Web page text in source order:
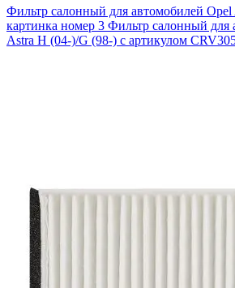
Фильтр салонный для автомобилей
картинка номер 3 Фильтр салонный для
Astra H (04-)/G (98-) с артикулом